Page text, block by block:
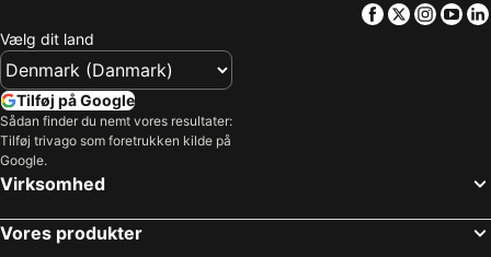
Hoteller – Niendorf b. Schönb.
Hoteller – Baabe
Hoteller – Ahlbeck
Hoteller – Güstrow
Hoteller – Lohme
Hoteller – Greifswald
Hoteller – Ahrenshoop
Facebook
Twitter
Vælg dit land
Tilføj på Google
Sådan finder du nemt vores resultater:
Tilføj trivago som foretrukken kilde på
Google.
Virksomhed
Vores produkter